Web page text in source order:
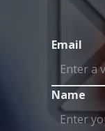
Email
Name